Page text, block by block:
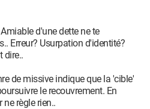
d'une dette ne te
Erreur? Usurpation d'identité?
dire..
de missive indique que la 'cible'
le recouvrement. En
ne règle rien..